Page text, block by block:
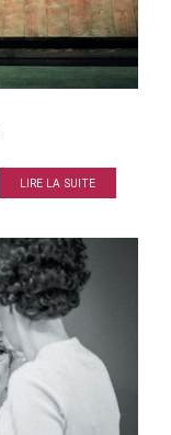
LIRE LA SUITE